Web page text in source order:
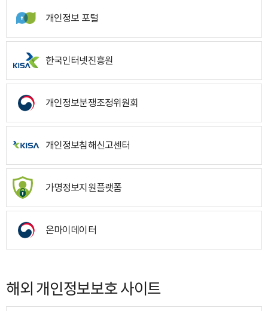
개인정보 포털
한국인터넷진흥원
개인정보분쟁조정위원회
개인정보침해신고센터
가명정보지원플랫폼
온마이데이터
해외 개인정보보호 사이트